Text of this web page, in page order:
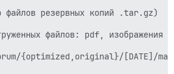
файлов резервных копий .tar.gz)
файлов: pdf, изображения
{optimized,original}/[DATE]/